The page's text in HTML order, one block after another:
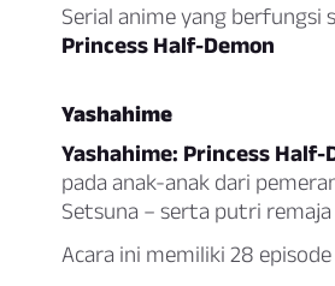
Serial anime yang berfungsi
Princess Half-Demon
Yashahime
Yashahime: Princess Half-
pada anak-anak dari
Setsuna – serta putri remaja
Acara ini memiliki 28